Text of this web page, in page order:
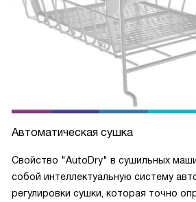
Автоматическая сушка
Свойство "AutoDry" в сушильных
собой интеллектуальную систему
регулировки сушки, которая точно